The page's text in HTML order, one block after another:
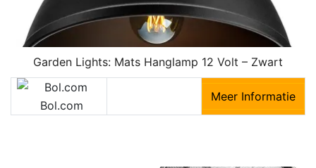
Garden Lights: Mats Hanglamp 12 Volt – Zwart
Bol.com
Meer Informatie